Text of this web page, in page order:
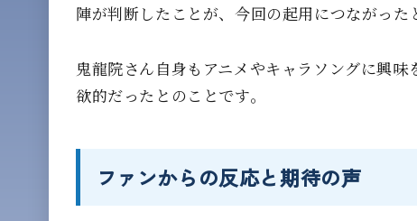
陣が判断したことが、今回の起用につながった
鬼龍院さん自身もアニメやキャラソングに興
欲的だったとのことです。
ファンからの反応と期待の声